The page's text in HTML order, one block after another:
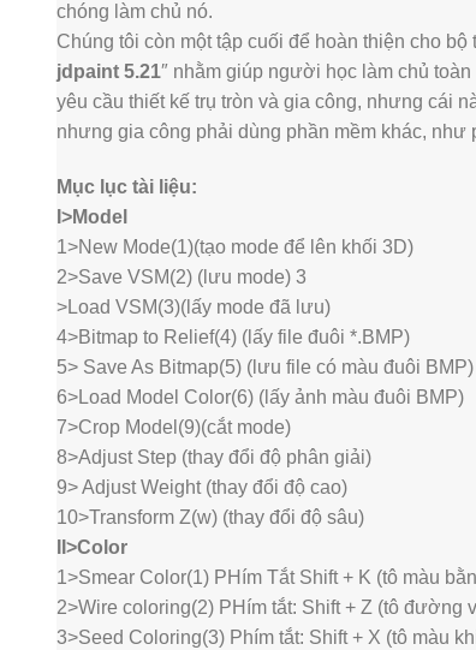
chóng làm chủ nó.
Chúng tôi còn một tập cuối để hoàn thiện cho
jdpaint 5.21″ nhằm giúp người học làm chủ
yêu cầu thiết kế trụ tròn và gia công, nhưng cái
nhưng gia công phải dùng phần mềm khác,
Mục lục tài liệu:
I>Model
1>New Mode(1)(tạo mode để lên khối 3D)
2>Save VSM(2) (lưu mode) 3
>Load VSM(3)(lấy mode đã lưu)
4>Bitmap to Relief(4) (lấy file đuôi *.BMP)
5> Save As Bitmap(5) (lưu file có màu đuôi BMP)
6>Load Model Color(6) (lấy ảnh màu đuôi BMP)
7>Crop Model(9)(cắt mode)
8>Adjust Step (thay đổi độ phân giải)
9> Adjust Weight (thay đổi độ cao)
10>Transform Z(w) (thay đổi độ sâu)
II>Color
1>Smear Color(1) PHím Tắt Shift + K (tô màu
2>Wire coloring(2) PHím tắt: Shift + Z (tô đường
3>Seed Coloring(3) Phím tắt: Shift + X (tô màu